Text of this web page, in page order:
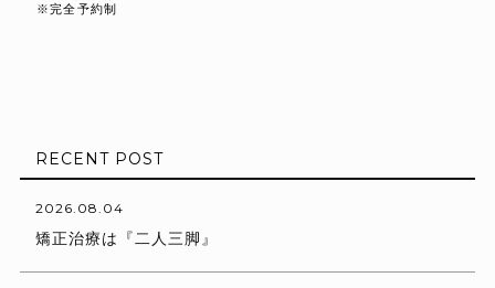
※完全予約制
RECENT POST
2026.08.04
矯正治療は『二人三脚』